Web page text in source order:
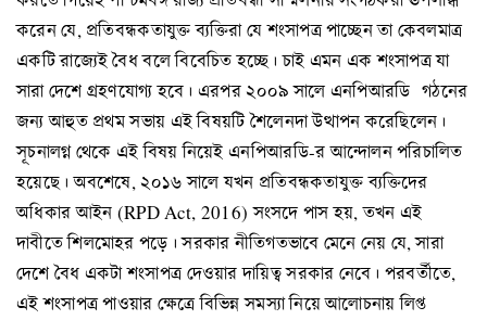
করেন যে, প্রতিবন্ধকতাযুক্ত ব্যক্তিরা যে শংসাপত্র পাচ্ছেন তা কেবলমাত্র
একটি রাজ্যেই বৈধ বলে বিবেচিত হচ্ছে। চাই এমন এক শংসাপত্র যা
সারা দেশে গ্রহণযোগ্য হবে। এরপর ২০০৯ সালে এনপিআরডি গঠনের
জন্য আহুত প্রথম সভায় এই বিষয়টি শৈলেনদা উত্থাপন করেছিলেন।
সূচনালগ্ন থেকে এই বিষয় নিয়েই এনপিআরডি-র আন্দোলন পরিচালিত
হয়েছে। অবশেষে, ২০১৬ সালে যখন প্রতিবন্ধকতাযুক্ত ব্যক্তিদের
অধিকার আইন (RPD Act, 2016) সংসদে পাস হয়, তখন এই
দাবীতে শিলমোহর পড়ে। সরকার নীতিগতভাবে মেনে নেয় যে, সারা
দেশে বৈধ একটা শংসাপত্র দেওয়ার দায়িত্ব সরকার নেবে। পরবর্তীতে,
এই শংসাপত্র পাওয়ার ক্ষেত্রে বিভিন্ন সমস্যা নিয়ে আলোচনায় লিপ্ত